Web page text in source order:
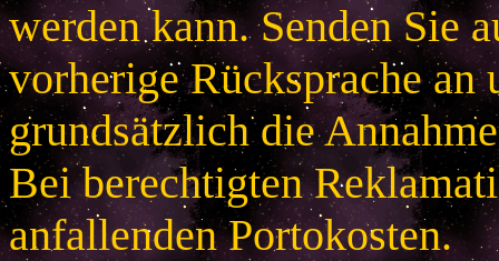
werden kann. Senden Sie
vorherige Rücksprache
grundsätzlich die
Bei berechtigten
anfallenden Portokosten.